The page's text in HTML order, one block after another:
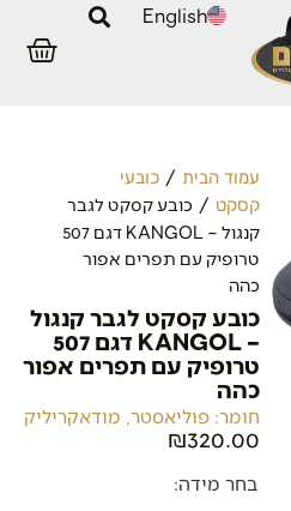
English
עמוד הבית /כובעי
קסקט / כובע קסקט לגבר
קנגול – KANGOL דגם 507
טרופיק עם תפרים אפור
כהה
כובע קסקט לגבר קנגול
– KANGOL דגם 507
טרופיק עם תפרים אפור
כהה
חומר: פוליאסטר, מודאקריליק
₪320.00
בחר מידה: